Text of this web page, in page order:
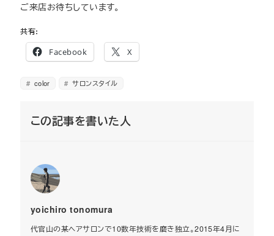
ご来店お待ちしています。
共有:
Facebook
X
color サロンスタイル
この記事を書いた人
yoichiro tonomura
代官山の某ヘアサロンで10数年技術を磨き独立。2015年4月に